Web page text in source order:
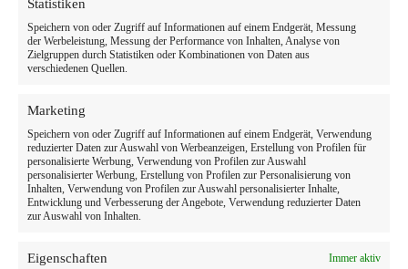
Statistiken
Speichern von oder Zugriff auf Informationen auf einem Endgerät, Messung
der Werbeleistung, Messung der Performance von Inhalten, Analyse von
Zielgruppen durch Statistiken oder Kombinationen von Daten aus
verschiedenen Quellen.
Marketing
Speichern von oder Zugriff auf Informationen auf einem Endgerät, Verwendung
reduzierter Daten zur Auswahl von Werbeanzeigen, Erstellung von Profilen für
personalisierte Werbung, Verwendung von Profilen zur Auswahl
personalisierter Werbung, Erstellung von Profilen zur Personalisierung von
Inhalten, Verwendung von Profilen zur Auswahl personalisierter Inhalte,
Entwicklung und Verbesserung der Angebote, Verwendung reduzierter Daten
zur Auswahl von Inhalten.
Eigenschaften Immer aktiv